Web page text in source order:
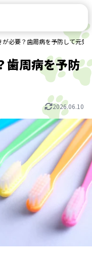
が必要？歯周病を予防して元気
歯周病を予防
2026.06.10